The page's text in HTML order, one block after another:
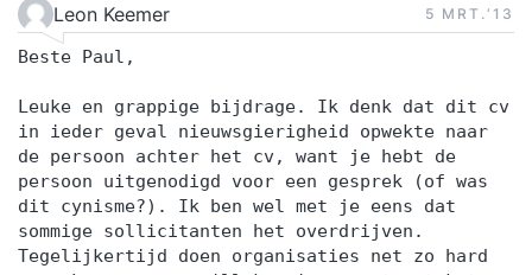
Leon Keemer 5 MRT.‘13
Beste Paul,
Leuke en grappige bijdrage. Ik denk dat dit cv
in ieder geval nieuwsgierigheid opwekte naar
de persoon achter het cv, want je hebt de
persoon uitgenodigd voor een gesprek (of was
dit cynisme?). Ik ben wel met je eens dat
sommige sollicitanten het overdrijven.
Tegelijkertijd doen organisaties net zo hard